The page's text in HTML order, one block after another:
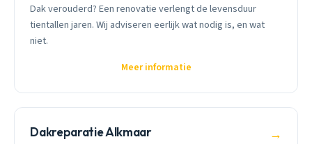
Dak verouderd? Een renovatie verlengt de levensduur
tientallen jaren. Wij adviseren eerlijk wat nodig is, en wat
niet.
Meer informatie
Dakreparatie Alkmaar →